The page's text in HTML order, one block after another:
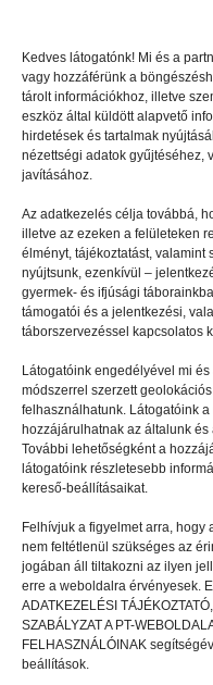
Kedves látogatónk! Mi és a
vagy hozzáférünk a
tárolt információkhoz, illetve
eszköz által küldött alapvető
hirdetések és tartalmak
nézettségi adatok gyűjtéséhez,
javításához.
Az adatkezelés célja továbbá,
illetve az ezeken a felületeken
élményt, tájékoztatást,
nyújtsunk, ezenkívül –
gyermek- és ifjúsági
támogatói és a jelentkezési,
táborszervezéssel kapcsolatos
Látogatóink engedélyével mi
módszerrel szerzett
felhasználhatunk. Látogatóink
hozzájárulhatnak az általunk
További lehetőségként a
látogatóink részletesebb
kereső-beállításaikat.
Felhívjuk a figyelmet arra,
nem feltétlenül szükséges az
jogában áll tiltakozni az ilyen
erre a weboldalra érvényesek.
ADATKEZELÉSI
SZABÁLYZAT A PT-
FELHASZNÁLÓINAK
beállítások.
INTERJÚ
Átölelem, aki
INTERJÚ 2022.09.13.
A kajaügyelet